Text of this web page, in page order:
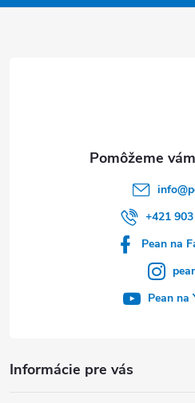
Informácie pre vás
info@
+421
Pean na
Pean na